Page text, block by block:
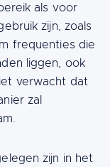
als voor
zijn, zoals
frequenties die
liggen, ook
verwacht dat
zal
zijn in het